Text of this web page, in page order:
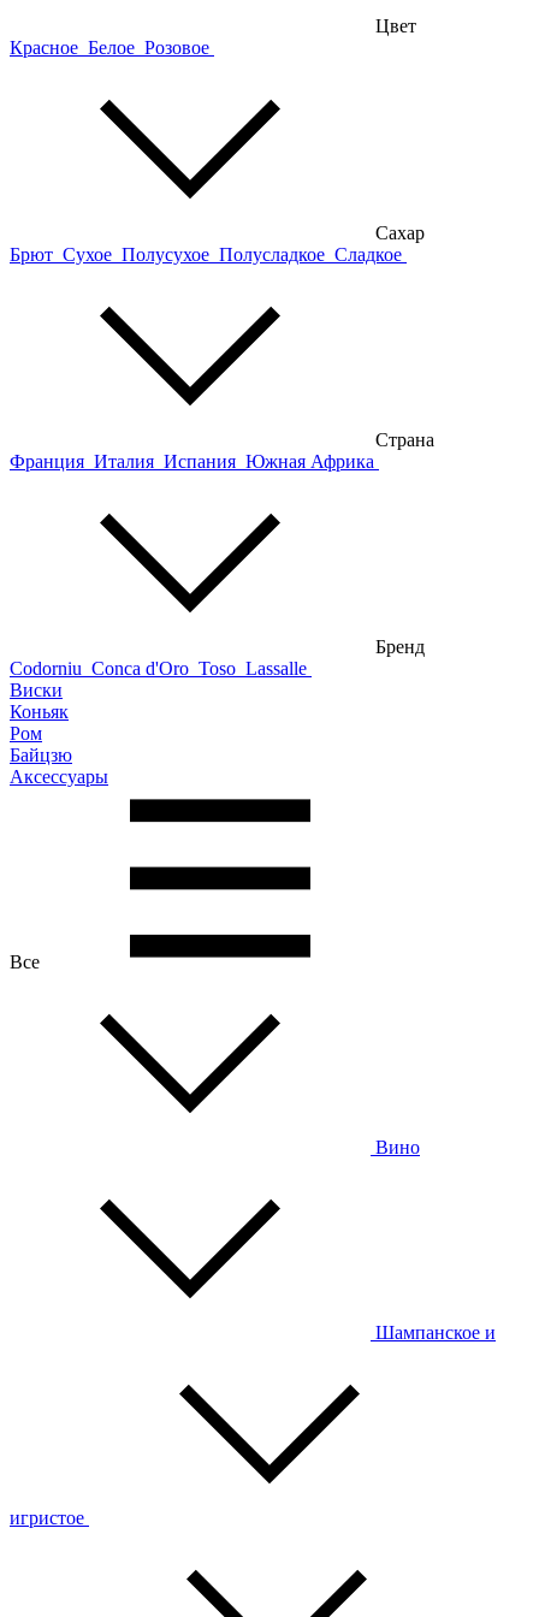
Цвет
Красное Белое Розовое
Сахар
Брют Сухое Полусухое Полусладкое Сладкое
Страна
Франция Италия Испания Южная Африка
Бренд
Codorniu Conca d'Oro Toso Lassalle
Виски
Коньяк
Ром
Байцзю
Аксессуары
Все
Вино
Шампанское и
игристое